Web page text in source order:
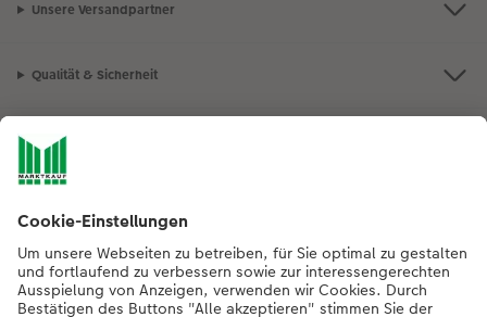
Unsere Versandpartner
Qualität & Sicherheit
Nachhaltigkeit bei CEWE
Informationen